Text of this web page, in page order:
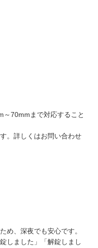
70mmまで対応すること
。詳しくはお問い合わせ
め、深夜でも安心です。
しました」「解錠しまし